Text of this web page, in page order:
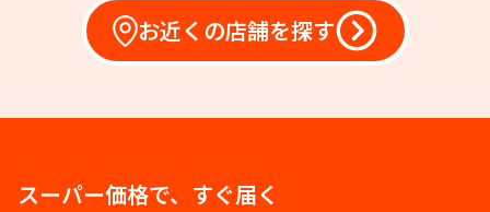
お近くの店舗を探す
スーパー価格で、すぐ届く